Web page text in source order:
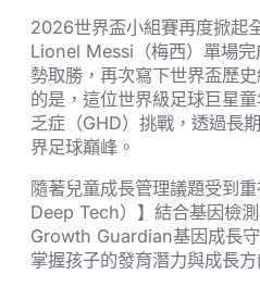
2026世界盃小組賽再度掀起
Lionel Messi（梅西）單場
勢取勝，再次寫下世界盃歷
的是，這位世界級足球巨星
乏症（GHD）挑戰，透過長
界足球巔峰。
隨著兒童成長管理議題受到
Deep Tech）】結合基因檢
Growth Guardian基因成長
掌握孩子的發育潛力與成長方